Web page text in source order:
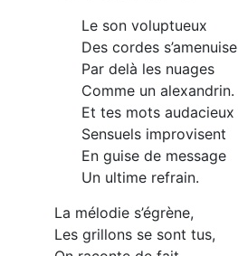
Le son voluptueux
Des cordes s’amenuise
Par delà les nuages
Comme un alexandrin.
Et tes mots audacieux
Sensuels improvisent
En guise de message
Un ultime refrain.
La mélodie s’égrène,
Les grillons se sont tus,